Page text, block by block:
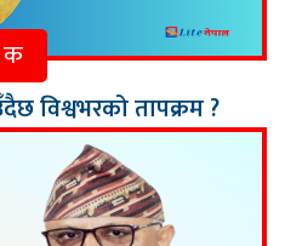
क
विश्वभरको तापक्रम ?